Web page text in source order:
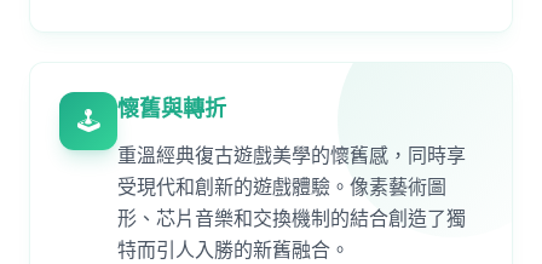
🕹️ 懷舊與轉折
重溫經典復古遊戲美學的懷舊感，同時享
受現代和創新的遊戲體驗。像素藝術圖
形、芯片音樂和交換機制的結合創造了獨
特而引人入勝的新舊融合。